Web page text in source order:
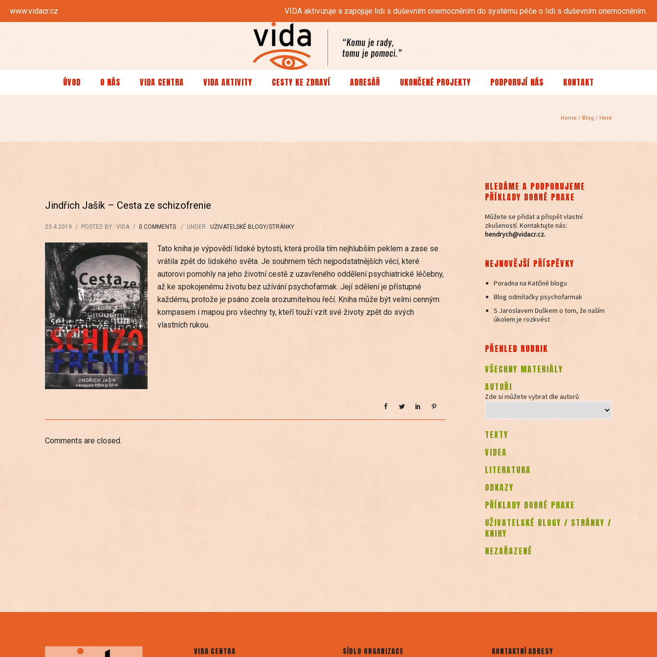
www.vidacr.cz VIDA aktivizuje a zapojuje lidi s duševním onemocněním do systému péče o lidi s duševním onemocněním.
ÚVOD O NÁS VIDA CENTRA VIDA AKTIVITY CESTY KE ZDRAVÍ ADRESÁŘ UKONČENÉ PROJEKTY PODPORUJÍ NÁS KONTAKT
Home / Blog / Here
Jindřich Jašík – Cesta ze schizofrenie
23.4.2019 / POSTED BY : VIDA / 0 COMMENTS / UNDER : UŽIVATELSKÉ BLOGY/STRÁNKY
Tato kniha je výpovědí lidské bytosti, která prošla tím nejhlubším peklem a zase se
vrátila zpět do lidského světa. Je souhrnem těch nejpodstatnějších věcí, které
autorovi pomohly na jeho životní cestě z uzavřeného oddělení psychiatrické léčebny,
až ke spokojenému životu bez užívání psychofarmak. Její sdělení je přístupné
každému, protože je psáno zcela srozumitelnou řečí. Kniha může být velmi cenným
kompasem i mapou pro všechny ty, kteří touží vzít své životy zpět do svých
vlastních rukou.
Comments are closed.
HLEDÁME A PODPORUJEME
PŘÍKLADY DOBRÉ PRAXE
Můžete se přidat a přispět vlastní
zkušeností. Kontaktujte nás:
hendrych@vidacr.cz.
NEJNOVĚJŠÍ PŘÍSPĚVKY
Poradna na Katčině blogu
Blog odmítačky psychofarmak
S Jaroslavem Duškem o tom, že naším
úkolem je rozkvést
PŘEHLED RUBRIK
VŠECHNY MATERIÁLY
AUTOŘI
Zde si můžete vybrat dle autorů
TEXTY
VIDEA
LITERATURA
ODKAZY
PŘÍKLADY DOBRÉ PRAXE
UŽIVATELSKÉ BLOGY / STRÁNKY /
KNIHY
NEZAŘAZENÉ
VIDA CENTRA SÍDLO ORGANIZACE KONTAKTNÍ ADRESY